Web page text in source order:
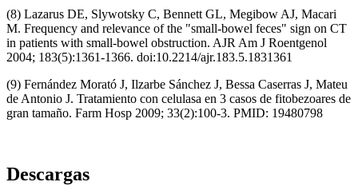
(8) Lazarus DE, Slywotsky C, Bennett GL, Megibow AJ, Macari
M. Frequency and relevance of the "small-bowel feces" sign on CT
in patients with small-bowel obstruction. AJR Am J Roentgenol
2004; 183(5):1361‐1366. doi:10.2214/ajr.183.5.1831361
(9) Fernández Morató J, Ilzarbe Sánchez J, Bessa Caserras J, Mateu
de Antonio J. Tratamiento con celulasa en 3 casos de fitobezoares de
gran tamaño. Farm Hosp 2009; 33(2):100-3. PMID: 19480798
Descargas